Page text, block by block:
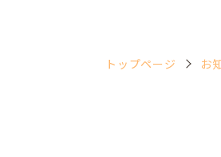
トップページ お